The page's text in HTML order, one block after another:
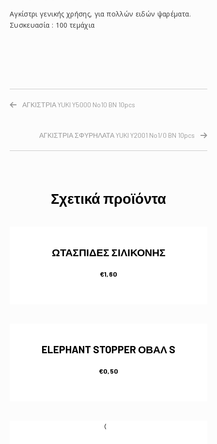
Αγκίστρι γενικής χρήσης, για πολλών ειδών ψαρέματα.
Συσκευασία : 100 τεμάχια
ΑΓΚΙΣΤΡΙΑ YUKI Y5000 No10 BN 10pcs
ΑΓΚΙΣΤΡΙΑ ΣΦΥΡΗΛΑΤΑ YUKI Y2001 No1/0 BN 10pcs
Σχετικά προϊόντα
ΩΤΑΣΠΙΔΕΣ ΣΙΛΙΚΟΝΗΣ
€1,60
ELEPHANT STOPPER ΟΒΑΛ S
€0,50